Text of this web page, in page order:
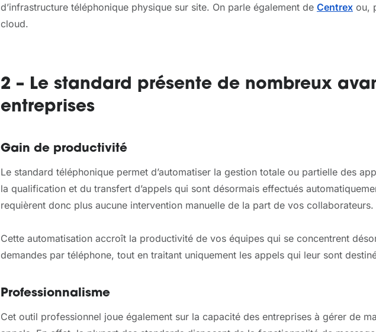
d’infrastructure téléphonique physique sur site. On parle également de Centrex ou,
cloud.
2 – Le standard présente de nombreux
entreprises
Gain de productivité
Le standard téléphonique permet d’automatiser la gestion totale ou partielle des
la qualification et du transfert d’appels qui sont désormais effectués
requièrent donc plus aucune intervention manuelle de la part de vos collaborateurs.
Cette automatisation accroît la productivité de vos équipes qui se concentrent
demandes par téléphone, tout en traitant uniquement les appels qui leur sont
Professionnalisme
Cet outil professionnel joue également sur la capacité des entreprises à gérer de